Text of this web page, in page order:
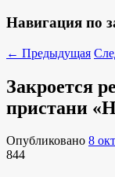
Навигация по
← Предыдущая
Закроется
пристани
Опубликовано 8
844